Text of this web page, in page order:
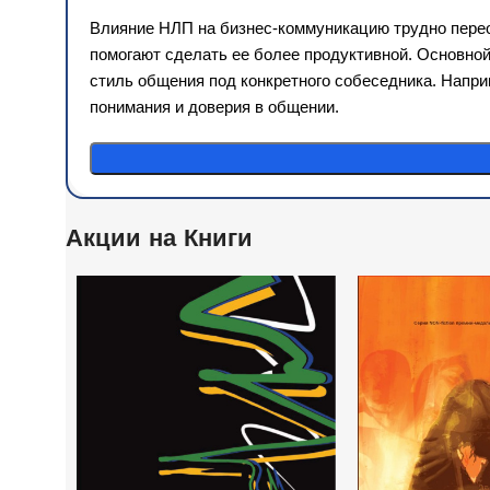
Влияние НЛП на бизнес-коммуникацию трудно
помогают сделать ее более продуктивной.
стиль общения под конкретного собеседника.
понимания и доверия в общении.
Акции на Книги